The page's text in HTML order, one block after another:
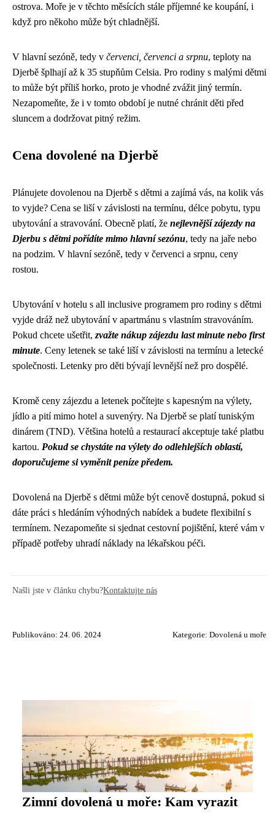
ostrova. Moře je v těchto měsících stále příjemné ke koupání, i
když pro někoho může být chladnější.
V hlavní sezóně, tedy v červenci, červenci a srpnu, teploty na
Djerbě šplhají až k 35 stupňům Celsia. Pro rodiny s malými dětmi
to může být příliš horko, proto je vhodné zvážit jiný termín.
Nezapomeňte, že i v tomto období je nutné chránit děti před
sluncem a dodržovat pitný režim.
Cena dovolené na Djerbě
Plánujete dovolenou na Djerbě s dětmi a zajímá vás, na kolik vás
to vyjde? Cena se liší v závislosti na termínu, délce pobytu, typu
ubytování a stravování. Obecně platí, že nejlevnější zájezdy na
Djerbu s dětmi pořídíte mimo hlavní sezónu, tedy na jaře nebo
na podzim. V hlavní sezóně, tedy v červenci a srpnu, ceny
rostou.
Ubytování v hotelu s all inclusive programem pro rodiny s dětmi
vyjde dráž než ubytování v apartmánu s vlastním stravováním.
Pokud chcete ušetřit, zvažte nákup zájezdu last minute nebo first
minute. Ceny letenek se také liší v závislosti na termínu a letecké
společnosti. Letenky pro děti bývají levnější než pro dospělé.
Kromě ceny zájezdu a letenek počítejte s kapesným na výlety,
jídlo a pití mimo hotel a suvenýry. Na Djerbě se platí tuniským
dinárem (TND). Většina hotelů a restaurací akceptuje také platbu
kartou. Pokud se chystáte na výlety do odlehlejších oblastí,
doporučujeme si vyměnit peníze předem.
Dovolená na Djerbě s dětmi může být cenově dostupná, pokud si
dáte práci s hledáním výhodných nabídek a budete flexibilní s
termínem. Nezapomeňte si sjednat cestovní pojištění, které vám v
případě potřeby uhradí náklady na lékařskou péči.
Našli jste v článku chybu?Kontaktujte nás
Publikováno: 24. 06. 2024 Kategorie: Dovolená u moře
Zimní dovolená u moře: Kam vyrazit